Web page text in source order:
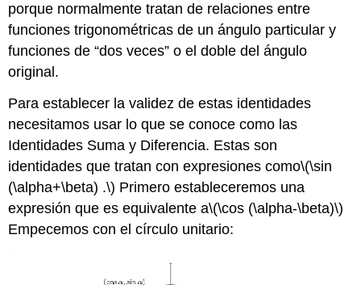
porque normalmente tratan de relaciones entre
funciones trigonométricas de un ángulo particular y
funciones de “dos veces” o el doble del ángulo
original.
Para establecer la validez de estas identidades
necesitamos usar lo que se conoce como las
Identidades Suma y Diferencia. Estas son
identidades que tratan con expresiones como\(\sin
(\alpha+\beta) .\) Primero estableceremos una
expresión que es equivalente a\(\cos (\alpha-\beta)\)
Empecemos con el círculo unitario: